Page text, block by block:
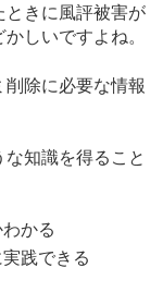
ときに風評被害が
しいですよね。
除に必要な情報
知識を得ること
かる
践できる